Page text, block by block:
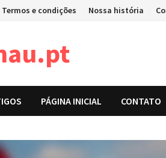
Termos e condições Nossa história
PÁGINA INICIAL CONTATO